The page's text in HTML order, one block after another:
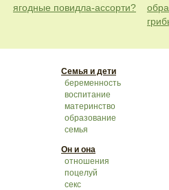
ягодные повидла-ассорти?
Семья и дети
беременность
воспитание
материнство
образование
семья
Он и она
отношения
поцелуй
секс